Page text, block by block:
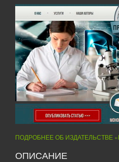
ПОДРОБНЕЕ ОБ ИЗДАТЕЛЬСТВЕ
ОПИСАНИЕ